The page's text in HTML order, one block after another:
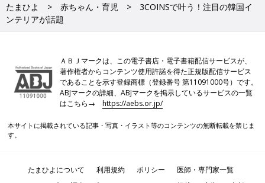
たまひよ 赤ちゃん・育児
3COINSで叶う！注目の韓国イ
ンテリアが話題
ＡＢＪマークは、この電子書店・電子書籍配信サービスが、
著作権者からコンテンツ使用許諾を得た正規版配信サービス
であることを示す登録商標（登録番号 第11091000号）です。
ABJマークの詳細、ABJマークを掲示しているサービスの一覧
はこちら→https://aebs.or.jp/
本サイトに掲載されている記事・写真・イラスト等のコンテンツの無断転載を禁じま
す。
たまひよについて 利用規約 ポリシー
医師・専門家一覧